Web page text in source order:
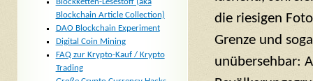
die riesigen
Grenze und
unübersehbar:
Blockchain Article Collection)
DAO Blockchain Experiment
Digital Coin Mining
FAQ zur Krypto-Kauf / Krypto
Trading